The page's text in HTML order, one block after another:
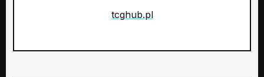
tcghub.pl